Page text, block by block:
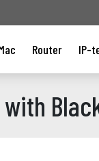
Router IP-
with